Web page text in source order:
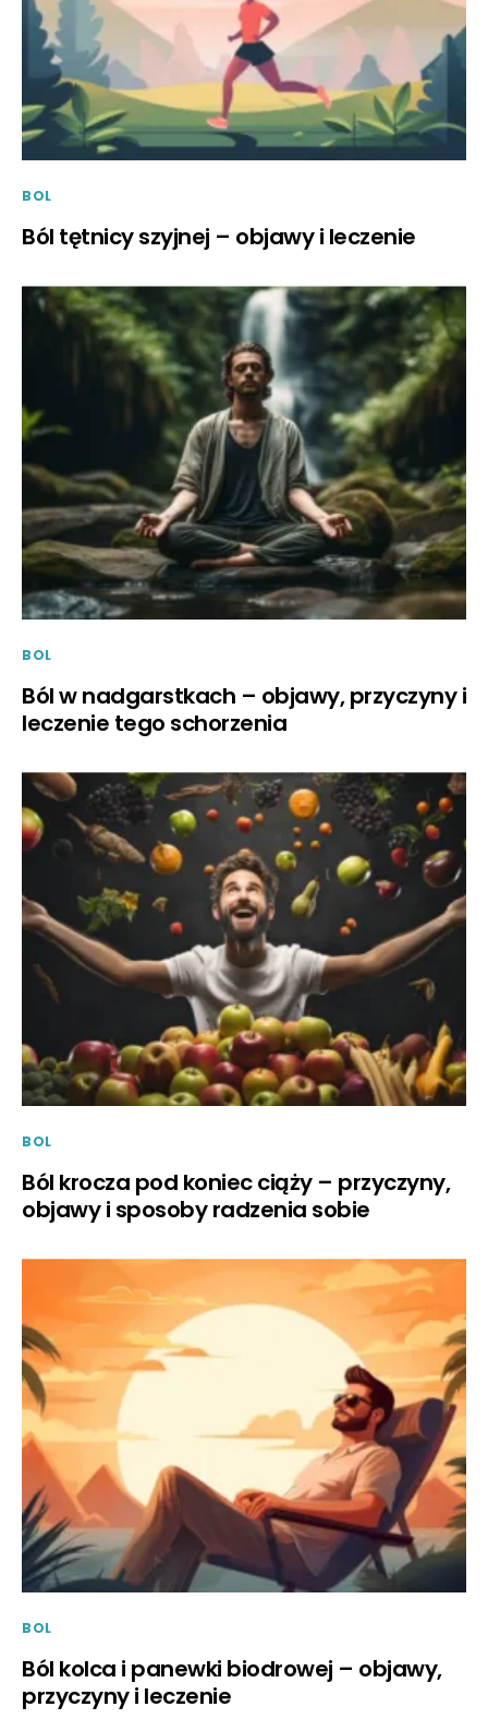
BOL
Ból tętnicy szyjnej – objawy i leczenie
BOL
Ból w nadgarstkach – objawy, przyczyny i
leczenie tego schorzenia
BOL
Ból krocza pod koniec ciąży – przyczyny,
objawy i sposoby radzenia sobie
BOL
Ból kolca i panewki biodrowej – objawy,
przyczyny i leczenie